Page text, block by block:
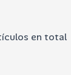
en total